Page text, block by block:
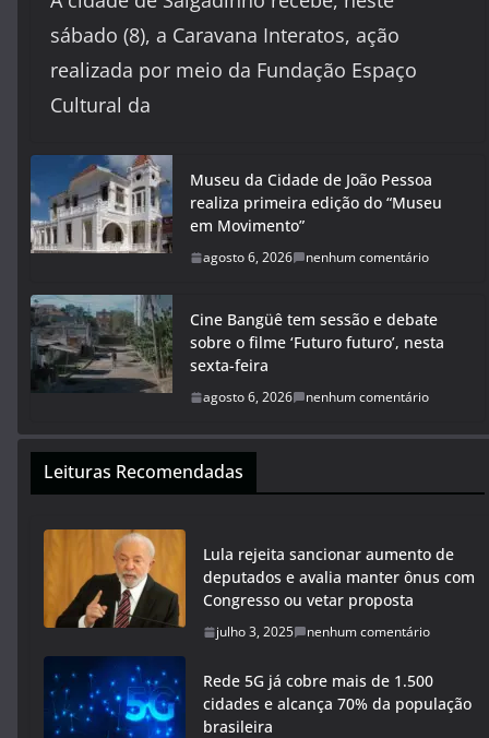
sábado (8), a Caravana Interatos, ação
realizada por meio da Fundação Espaço
Cultural da
Museu da Cidade de João Pessoa
realiza primeira edição do “Museu
em Movimento”
agosto 6, 2026 nenhum comentário
Cine Bangüê tem sessão e debate
sobre o filme ‘Futuro futuro’, nesta
sexta-feira
agosto 6, 2026 nenhum comentário
Leituras Recomendadas
Lula rejeita sancionar aumento de
deputados e avalia manter ônus com
Congresso ou vetar proposta
julho 3, 2025 nenhum comentário
Rede 5G já cobre mais de 1.500
cidades e alcança 70% da população
brasileira